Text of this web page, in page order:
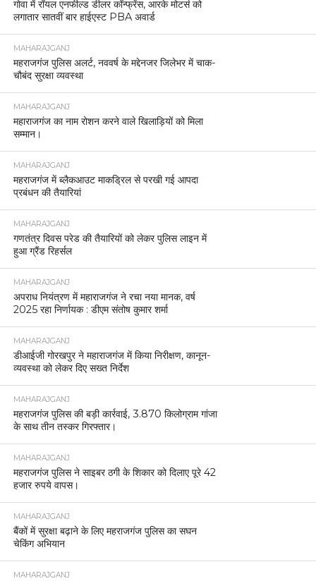
गोवा में रॉयल एनफील्ड डीलर कॉन्फ्रेंस, आरके मोटर्स को
लगातार सातवीं बार हाईएस्ट PBA अवार्ड
MAHARAJGANJ
महराजगंज पुलिस अलर्ट, नववर्ष के मद्देनजर जिलेभर में चाक-
चौबंद सुरक्षा व्यवस्था
MAHARAJGANJ
महाराजगंज का नाम रोशन करने वाले खिलाड़ियों को मिला
सम्मान।
MAHARAJGANJ
महराजगंज में ब्लैकआउट माकड्रिल से परखी गई आपदा
प्रबंधन की तैयारियां
MAHARAJGANJ
गणतंत्र दिवस परेड की तैयारियों को लेकर पुलिस लाइन में
हुआ ग्रैंड रिहर्सल
MAHARAJGANJ
अपराध नियंत्रण में महाराजगंज ने रचा नया मानक, वर्ष
2025 रहा निर्णायक : डीएम संतोष कुमार शर्मा
MAHARAJGANJ
डीआईजी गोरखपुर ने महाराजगंज में किया निरीक्षण, कानून-
व्यवस्था को लेकर दिए सख्त निर्देश
MAHARAJGANJ
महराजगंज पुलिस की बड़ी कार्रवाई, 3.870 किलोग्राम गांजा
के साथ तीन तस्कर गिरफ्तार।
MAHARAJGANJ
महराजगंज पुलिस ने साइबर ठगी के शिकार को दिलाए पूरे 42
हजार रुपये वापस।
MAHARAJGANJ
बैंकों में सुरक्षा बढ़ाने के लिए महराजगंज पुलिस का सघन
चेकिंग अभियान
MAHARAJGANJ